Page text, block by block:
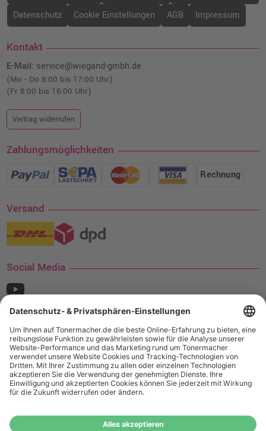
Datenschutz
Cookie Einstellungen AGB Impressum
Kontakt
E-Mail: service@wiegand-gmbh.de
(Mo - Do 8:00 bis 17:00 Uhr)
(Fr 8:00 bis 16:00 Uhr)
Vertrag widerrufen
Zahlungsmöglichkeiten
Rechnung
Versand
Social Media
¹ Nur gültig für den Versand innerhalb Deutschlands. Befindet sich ein Warenwert
von mindestens 35€ (inkl. Mwst.) an Ampertec Artikeln in Ihrem Warenkorb, ist der
Versand für Sie kostenfrei.